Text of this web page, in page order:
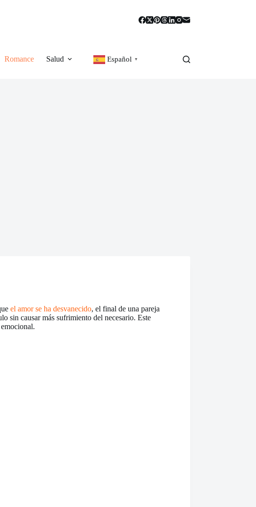
Romance Salud Español ▼
el amor se ha desvanecido, el final de una pareja
sin causar más sufrimiento del necesario. Este